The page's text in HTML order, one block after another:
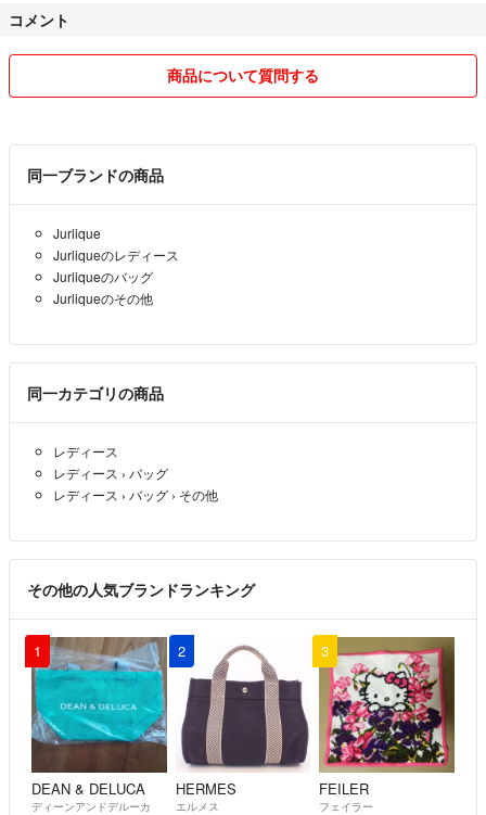
全部ノーマルカメラの無加工です。
クレームの元にならないように気を付けています。
・なんらかの理由で発送方法が変更になる場合、
・喫煙者🚬なのでタバコの匂いが
気になる方はご購入お控えください。
・他のアプリでも出品している為、
☆素人の為汚れや傷を見逃すこともあります。
トラブルの原因にならないよう
細かい状態は極力記載しますが、
コメント
商品について質問する
同一ブランドの商品
Jurlique
Jurliqueのレディース
Jurliqueのバッグ
Jurliqueのその他
同一カテゴリの商品
レディース
レディース › バッグ
レディース › バッグ › その他
その他の人気ブランドランキング
1
DEAN & DELUCA
ディーンアンドデルーカ
2
HERMES
エルメス
3
FEILER
フェイラー